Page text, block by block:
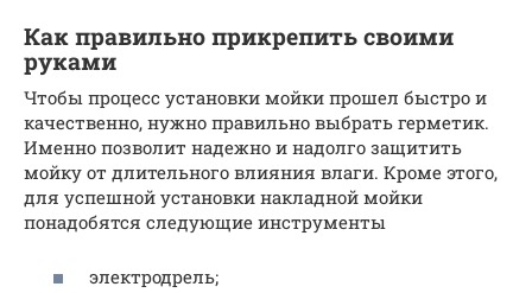
Как правильно прикрепить своими
руками
Чтобы процесс установки мойки прошел быстро и
качественно, нужно правильно выбрать герметик.
Именно позволит надежно и надолго защитить
мойку от длительного влияния влаги. Кроме этого,
для успешной установки накладной мойки
понадобятся следующие инструменты
электродрель;